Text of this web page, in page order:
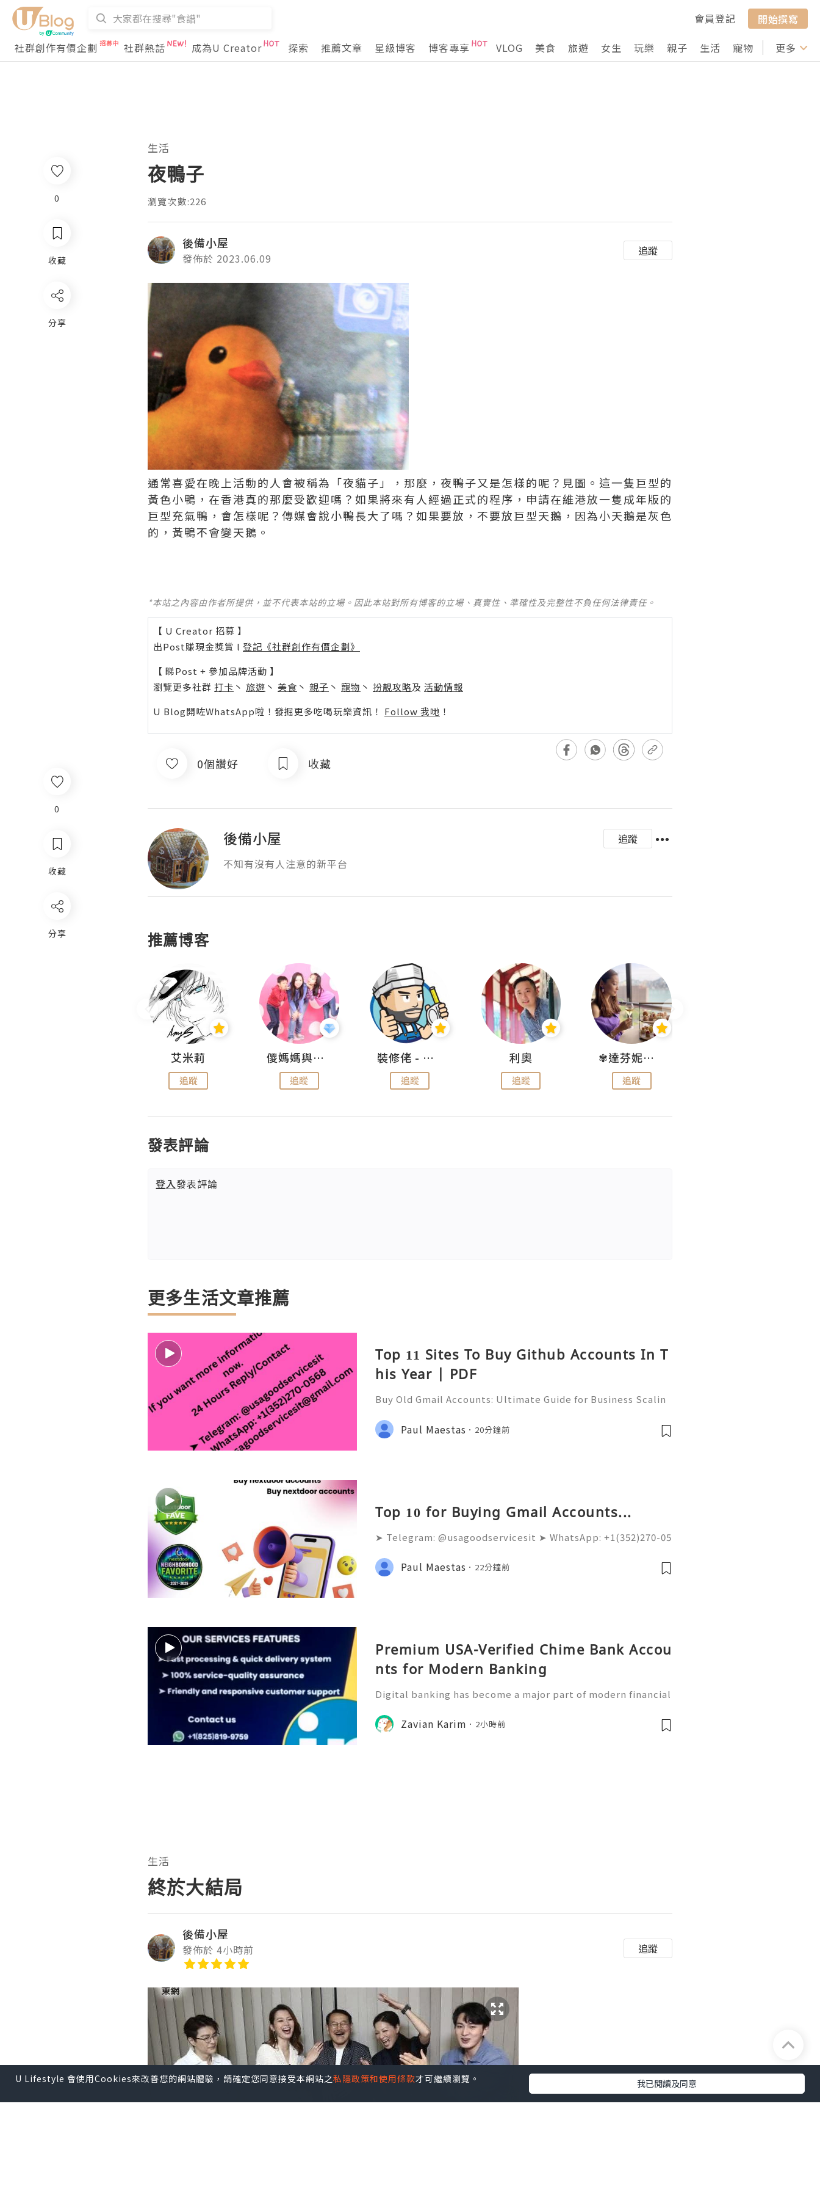
會員登記
開始撰寫
社群創作有價企劃
社群熱話 成為U Creator 探索 推薦文章 星級博客 博客專享 VLOG 美食 旅遊 女生 玩樂 親子 生活 寵物 行山 打卡
更多
0
收藏
分享
生活
夜鴨子
瀏覽次數:226
後備小屋
發佈於 2023.06.09
追蹤
通常喜愛在晚上活動的人會被稱為「夜貓子」，那麼，夜鴨子又是怎樣的呢？見圖。這一隻巨型的
黃色小鴨，在香港真的那麼受歡迎嗎？如果將來有人經過正式的程序，申請在維港放一隻成年版的
巨型充氣鴨，會怎樣呢？傳媒會說小鴨長大了嗎？如果要放，不要放巨型天鵝，因為小天鵝是灰色
的，黃鴨不會變天鵝。
*本站之內容由作者所提供，並不代表本站的立場。因此本站對所有博客的立場、真實性、準確性及完整性不負任何法律責任。
【 U Creator 招募 】
出Post賺現金獎賞 l 登記《社群創作有價企劃》
【 睇Post + 參加品牌活動 】
瀏覽更多社群 打卡 丶 旅遊 丶 美食 丶 親子 丶 寵物 丶 扮靚攻略及 活動情報
U Blog開咗WhatsApp啦！發掘更多吃喝玩樂資訊！ Follow 我哋 ！
0個讚好 收藏
後備小屋
追蹤
不知有沒有人注意的新平台
推薦博客
艾米莉
追蹤
儍媽媽與兩隻小魔怪之家
追蹤
裝修佬 - 香港一站式網上裝修平台
追蹤
利奧
追蹤
✾達芬妮•愛孩子•愛生活✾
追蹤
發表評論
登入發表評論
更多生活文章推薦
Top 11 Sites To Buy Github Accounts In T
his Year | PDF
Buy Old Gmail Accounts: Ultimate Guide for Business Scalin
hatsApp: +1(352)270-0568 ➤ Email: usagoodservicesit@gmai
l.co Meta Description: Looking
Paul Maestas 20分鐘前
Top 10 for Buying Gmail Accounts...
➤ Telegram: @usagoodservicesit ➤ WhatsApp: +1(352)270-05
lters analyze the age and reputation of sending domains and
accounts. Fresh accounts sen
Paul Maestas 22分鐘前
Premium USA-Verified Chime Bank Accou
nts for Modern Banking
Digital banking has become a major part of modern financial
ckly and conveniently from their mobile devices. With the g
rowth of online financia
Zavian Karim 2小時前
0
收藏
分享
生活
終於大結局
後備小屋
發佈於 4小時前 追蹤
U Lifestyle 會使用Cookies來改善您的網站體驗，請確定您同意接受本網站之私隱政策和使用條款才可繼續瀏覽。 我已閱讀及同意